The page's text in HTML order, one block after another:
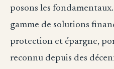
posons les
gamme de solutions
protection et épargne,
reconnu depuis des